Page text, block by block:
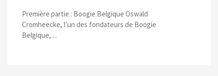
Première partie : Boogie Belgique Oswald
Cromheecke, l’un des fondateurs de Boogie
Belgique, ...